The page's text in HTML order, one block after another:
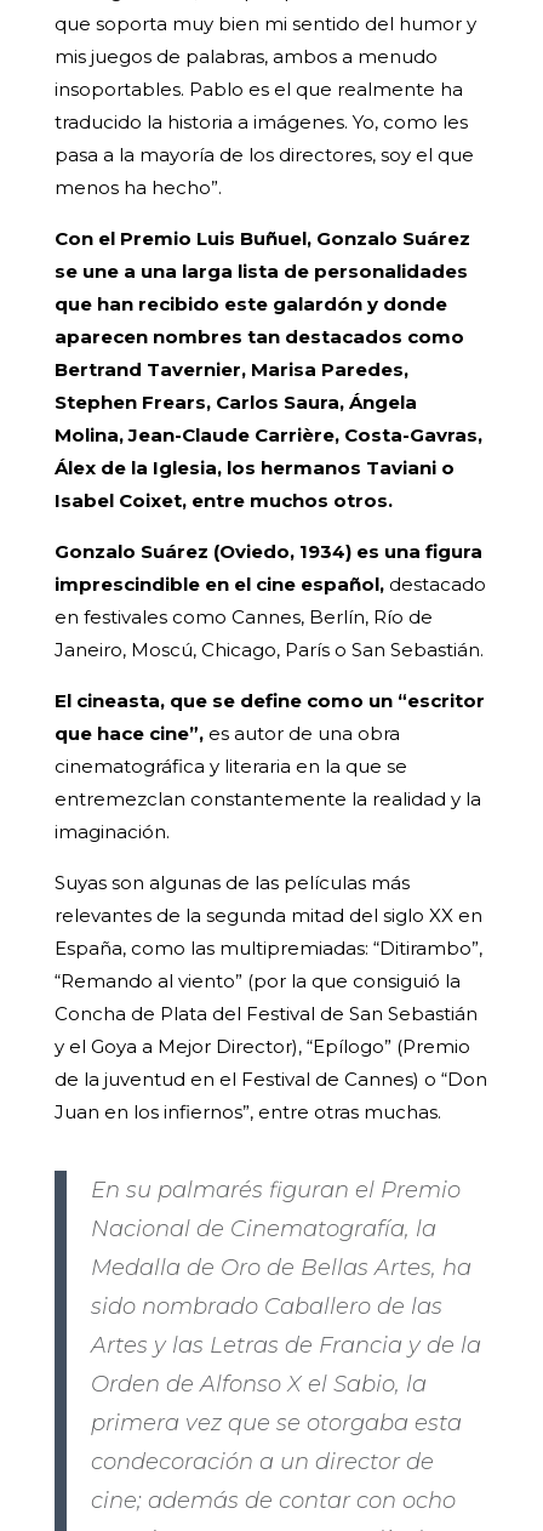
que soporta muy bien mi sentido del humor y
mis juegos de palabras, ambos a menudo
insoportables. Pablo es el que realmente ha
traducido la historia a imágenes. Yo, como les
pasa a la mayoría de los directores, soy el que
menos ha hecho”.
Con el Premio Luis Buñuel, Gonzalo Suárez
se une a una larga lista de personalidades
que han recibido este galardón y donde
aparecen nombres tan destacados como
Bertrand Tavernier, Marisa Paredes,
Stephen Frears, Carlos Saura, Ángela
Molina, Jean-Claude Carrière, Costa-Gavras,
Álex de la Iglesia, los hermanos Taviani o
Isabel Coixet, entre muchos otros.
Gonzalo Suárez (Oviedo, 1934) es una figura
imprescindible en el cine español,destacado
en festivales como Cannes, Berlín, Río de
Janeiro, Moscú, Chicago, París o San Sebastián.
El cineasta, que se define como un “escritor
que hace cine”,es autor de una obra
cinematográfica y literaria en la que se
entremezclan constantemente la realidad y la
imaginación.
Suyas son algunas de las películas más
relevantes de la segunda mitad del siglo XX en
España, como las multipremiadas: “Ditirambo”,
“Remando al viento” (por la que consiguió la
Concha de Plata del Festival de San Sebastián
y el Goya a Mejor Director), “Epílogo” (Premio
de la juventud en el Festival de Cannes) o “Don
Juan en los infiernos”, entre otras muchas.
En su palmarés figuran el Premio
Nacional de Cinematografía, la
Medalla de Oro de Bellas Artes, ha
sido nombrado Caballero de las
Artes y las Letras de Francia y de la
Orden de Alfonso X el Sabio, la
primera vez que se otorgaba esta
condecoración a un director de
cine; además de contar con ocho